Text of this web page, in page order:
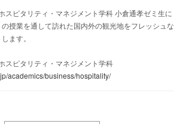
スピタリティ・マネジメント学科 小倉通孝ゼミ生に
授業を通して訪れた国内外の観光地をフレッシュな
ます。
スピタリティ・マネジメント学科
academics/business/hospitality/